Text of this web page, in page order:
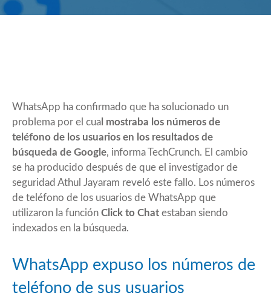
WhatsApp ha confirmado que ha solucionado un
problema por el cua l mostraba los números de
teléfono de los usuarios en los resultados de
búsqueda de Google, informaTechCrunch. El cambio
se ha producido después de que el investigador de
seguridad Athul Jayaram reveló este fallo. Los números
de teléfono de los usuarios de WhatsApp que
utilizaron la función Click to Chat estaban siendo
indexados en la búsqueda.
WhatsApp expuso los números de
teléfono de sus usuarios